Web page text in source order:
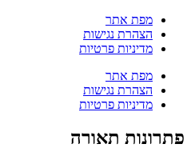
מפת אתר
הצהרת נגישות
מדיניות פרטיות
מפת אתר
הצהרת נגישות
מדיניות פרטיות
פתרונות תאורה